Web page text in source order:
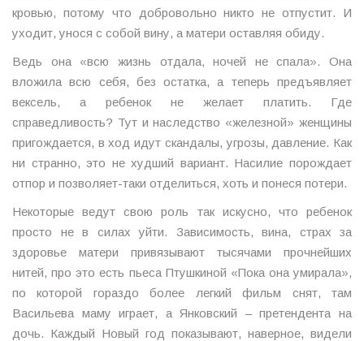
кровью, потому что добровольно никто не отпустит. И
уходит, унося с собой вину, а матери оставляя обиду.
Ведь она «всю жизнь отдала, ночей не спала». Она
вложила всю себя, без остатка, а теперь предъявляет
вексель, а ребенок не желает платить. Где
справедливость? Тут и наследство «железной» женщины
пригождается, в ход идут скандалы, угрозы, давление. Как
ни странно, это не худший вариант. Насилие порождает
отпор и позволяет-таки отделиться, хоть и понеся потери.
Некоторые ведут свою роль так искусно, что ребенок
просто не в силах уйти. Зависимость, вина, страх за
здоровье матери привязывают тысячами прочнейших
нитей, про это есть пьеса Птушкиной «Пока она умирала»,
по которой гораздо более легкий фильм снят, там
Васильева маму играет, а Янковский – претендента на
дочь. Каждый Новый год показывают, наверное, видели